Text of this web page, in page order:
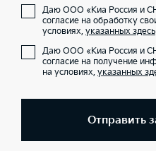
Даю ООО «Киа Россия и
согласие на обработку
условиях, указанных здесь
Даю ООО «Киа Россия и
согласие на получение
на условиях, указанных
Отправить